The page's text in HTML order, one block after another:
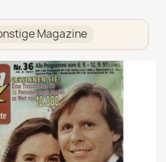
Magazine